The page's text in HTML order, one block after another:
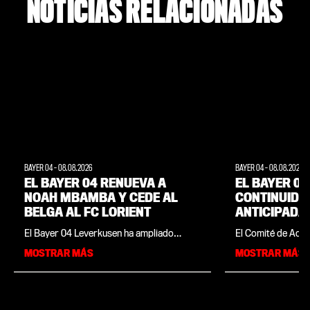
NOTICIAS RELACIONADAS
BAYER 04-08.08.2026
EL BAYER 04 RENUEVA A
NOAH MBAMBA Y CEDE AL
BELGA AL FC LORIENT
El Bayer 04 Leverkusen ha ampliado
del centrocampista Noah Mbamba y ha
MOSTRAR MÁS
BAYER 04-08.08.2026
EL BAYER
CONTRATOS
FERNANDO
El Comité de
anticipadamente
MOSTRAR MÁS